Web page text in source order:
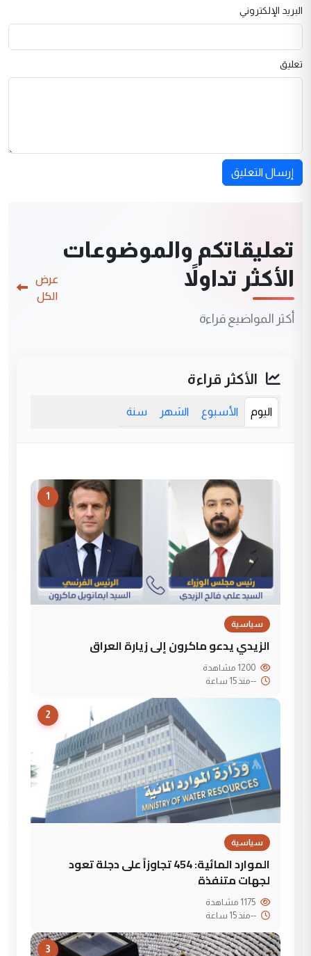
البريد الإلكتروني
تعليق
إرسال التعليق
تعليقاتكم والموضوعات
الأكثر تداولاً
أكثر المواضيع قراءة
عرض
الكل
الأكثر قراءة
اليوم الأسبوع الشهر سنة
1
سياسية
الزيدي يدعو ماكرون إلى زيارة العراق
--منذ 15 ساعة
2
سياسية
الموارد المائية: 454 تجاوزاً على دجلة تعود
لجهات متنفذة
--منذ 15 ساعة
3